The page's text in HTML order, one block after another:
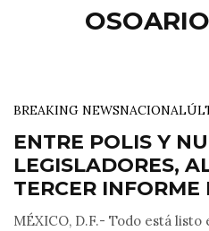
BREAKING NEWSNACIONAL
ENTRE POLIS Y
LEGISLADORES,
TERCER INFORME
MÉXICO, D.F.- Todo está